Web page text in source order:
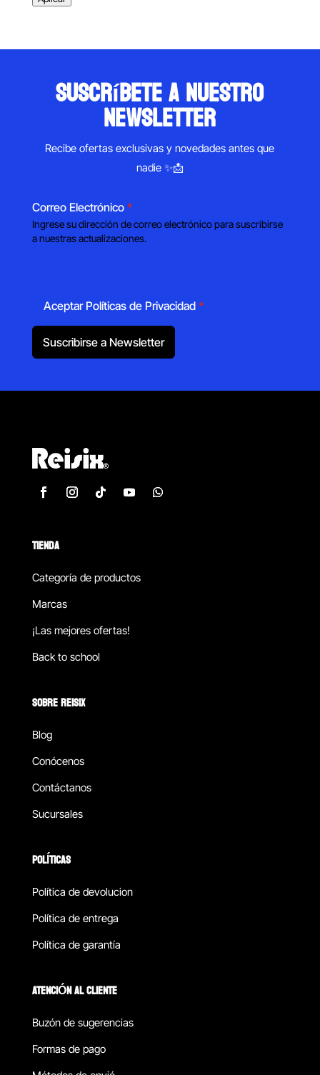
suscríbete a nuestro
newsletter
Recibe ofertas exclusivas y novedades antes que
nadie ✨📩
Correo Electrónico *
Ingrese su dirección de correo electrónico para suscribirse
a nuestras actualizaciones.
Aceptar Políticas de Privacidad *
Suscribirse a Newsletter
TIENDA
Categoría de productos
Marcas
¡Las mejores ofertas!
Back to school
SOBRE REISIX
Blog
Conócenos
Contáctanos
Sucursales
POLÍTICAS
Política de devolucion
Política de entrega
Política de garantía
ATENCIÓN AL CLIENTE
Buzón de sugerencias
Formas de pago